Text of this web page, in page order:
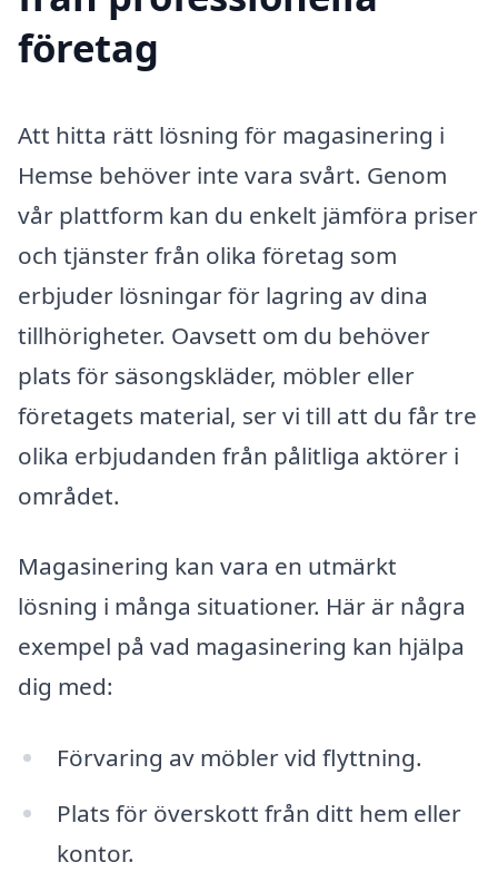
företag
Att hitta rätt lösning för magasinering i
Hemse behöver inte vara svårt. Genom
vår plattform kan du enkelt jämföra priser
och tjänster från olika företag som
erbjuder lösningar för lagring av dina
tillhörigheter. Oavsett om du behöver
plats för säsongskläder, möbler eller
företagets material, ser vi till att du får tre
olika erbjudanden från pålitliga aktörer i
området.
Magasinering kan vara en utmärkt
lösning i många situationer. Här är några
exempel på vad magasinering kan hjälpa
dig med:
Förvaring av möbler vid flyttning.
Plats för överskott från ditt hem eller
kontor.